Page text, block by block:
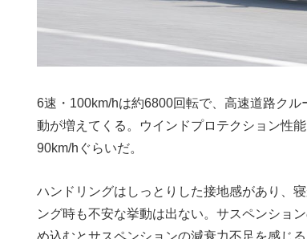
6速・100km/hは約6800回転で、高速道路ク
動が増えてくる。ウインドプロテクション性
90km/hぐらいだ。
ハンドリングはしっとりした接地感があり、
ング時も不安な挙動は出ない。サスペンショ
め込むとサスペンションの減衰力不足を感じ